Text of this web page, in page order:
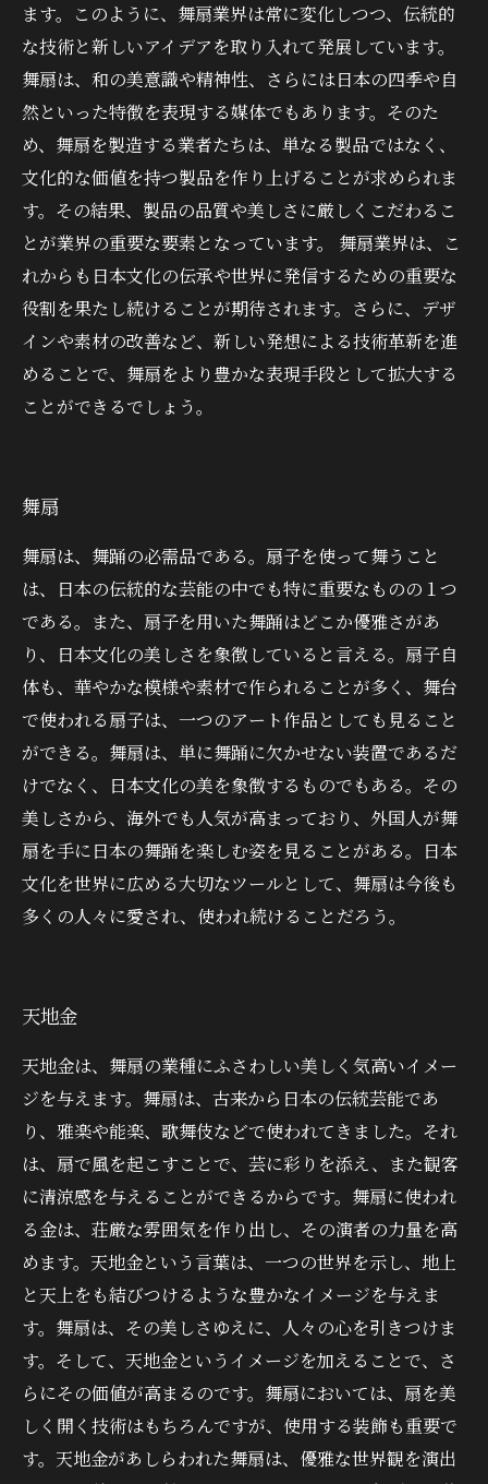
ます。このように、舞扇業界は常に変化しつつ、伝統的
な技術と新しいアイデアを取り入れて発展しています。
舞扇は、和の美意識や精神性、さらには日本の四季や自
然といった特徴を表現する媒体でもあります。そのた
め、舞扇を製造する業者たちは、単なる製品ではなく、
文化的な価値を持つ製品を作り上げることが求められま
す。その結果、製品の品質や美しさに厳しくこだわるこ
とが業界の重要な要素となっています。 舞扇業界は、こ
れからも日本文化の伝承や世界に発信するための重要な
役割を果たし続けることが期待されます。さらに、デザ
インや素材の改善など、新しい発想による技術革新を進
めることで、舞扇をより豊かな表現手段として拡大する
ことができるでしょう。
舞扇
舞扇は、舞踊の必需品である。扇子を使って舞うこと
は、日本の伝統的な芸能の中でも特に重要なものの１つ
である。また、扇子を用いた舞踊はどこか優雅さがあ
り、日本文化の美しさを象徴していると言える。扇子自
体も、華やかな模様や素材で作られることが多く、舞台
で使われる扇子は、一つのアート作品としても見ること
ができる。舞扇は、単に舞踊に欠かせない装置であるだ
けでなく、日本文化の美を象徴するものでもある。その
美しさから、海外でも人気が高まっており、外国人が舞
扇を手に日本の舞踊を楽しむ姿を見ることがある。日本
文化を世界に広める大切なツールとして、舞扇は今後も
多くの人々に愛され、使われ続けることだろう。
天地金
天地金は、舞扇の業種にふさわしい美しく気高いイメー
ジを与えます。舞扇は、古来から日本の伝統芸能であ
り、雅楽や能楽、歌舞伎などで使われてきました。それ
は、扇で風を起こすことで、芸に彩りを添え、また観客
に清涼感を与えることができるからです。舞扇に使われ
る金は、荘厳な雰囲気を作り出し、その演者の力量を高
めます。天地金という言葉は、一つの世界を示し、地上
と天上をも結びつけるような豊かなイメージを与えま
す。舞扇は、その美しさゆえに、人々の心を引きつけま
す。そして、天地金というイメージを加えることで、さ
らにその価値が高まるのです。舞扇においては、扇を美
しく開く技術はもちろんですが、使用する装飾も重要で
す。天地金があしらわれた舞扇は、優雅な世界観を演出